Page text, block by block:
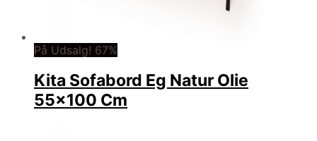
På Udsalg! 67%
Kita Sofabord Eg Natur Olie
55×100 Cm